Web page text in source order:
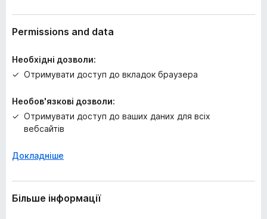
о
к
Permissions and data
Необхідні дозволи:
Отримувати доступ до вкладок браузера
Необов'язкові дозволи:
Отримувати доступ до ваших даних для всіх
вебсайтів
Докладніше
Більше інформації